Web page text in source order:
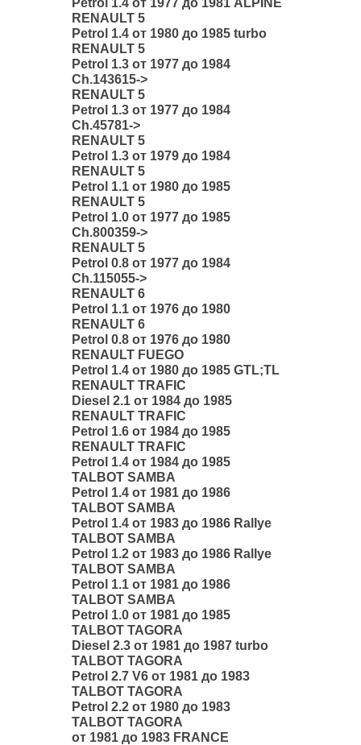
RENAULT 5
Petrol 1.4 от 1980 до 1985 turbo
RENAULT 5
Petrol 1.3 от 1977 до 1984
Ch.143615->
RENAULT 5
Petrol 1.3 от 1977 до 1984
Ch.45781->
RENAULT 5
Petrol 1.3 от 1979 до 1984
RENAULT 5
Petrol 1.1 от 1980 до 1985
RENAULT 5
Petrol 1.0 от 1977 до 1985
Ch.800359->
RENAULT 5
Petrol 0.8 от 1977 до 1984
Ch.115055->
RENAULT 6
Petrol 1.1 от 1976 до 1980
RENAULT 6
Petrol 0.8 от 1976 до 1980
RENAULT FUEGO
Petrol 1.4 от 1980 до 1985 GTL;TL
RENAULT TRAFIC
Diesel 2.1 от 1984 до 1985
RENAULT TRAFIC
Petrol 1.6 от 1984 до 1985
RENAULT TRAFIC
Petrol 1.4 от 1984 до 1985
TALBOT SAMBA
Petrol 1.4 от 1981 до 1986
TALBOT SAMBA
Petrol 1.4 от 1983 до 1986 Rallye
TALBOT SAMBA
Petrol 1.2 от 1983 до 1986 Rallye
TALBOT SAMBA
Petrol 1.1 от 1981 до 1986
TALBOT SAMBA
Petrol 1.0 от 1981 до 1985
TALBOT TAGORA
Diesel 2.3 от 1981 до 1987 turbo
TALBOT TAGORA
Petrol 2.7 V6 от 1981 до 1983
TALBOT TAGORA
Petrol 2.2 от 1980 до 1983
TALBOT TAGORA
от 1981 до 1983 FRANCE